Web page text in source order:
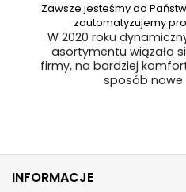
Zawsze jesteśmy do
zautomatyzujemy
W 2020 roku
asortymentu wiązało
firmy, na bardziej
sposób nowe
INFORMACJE